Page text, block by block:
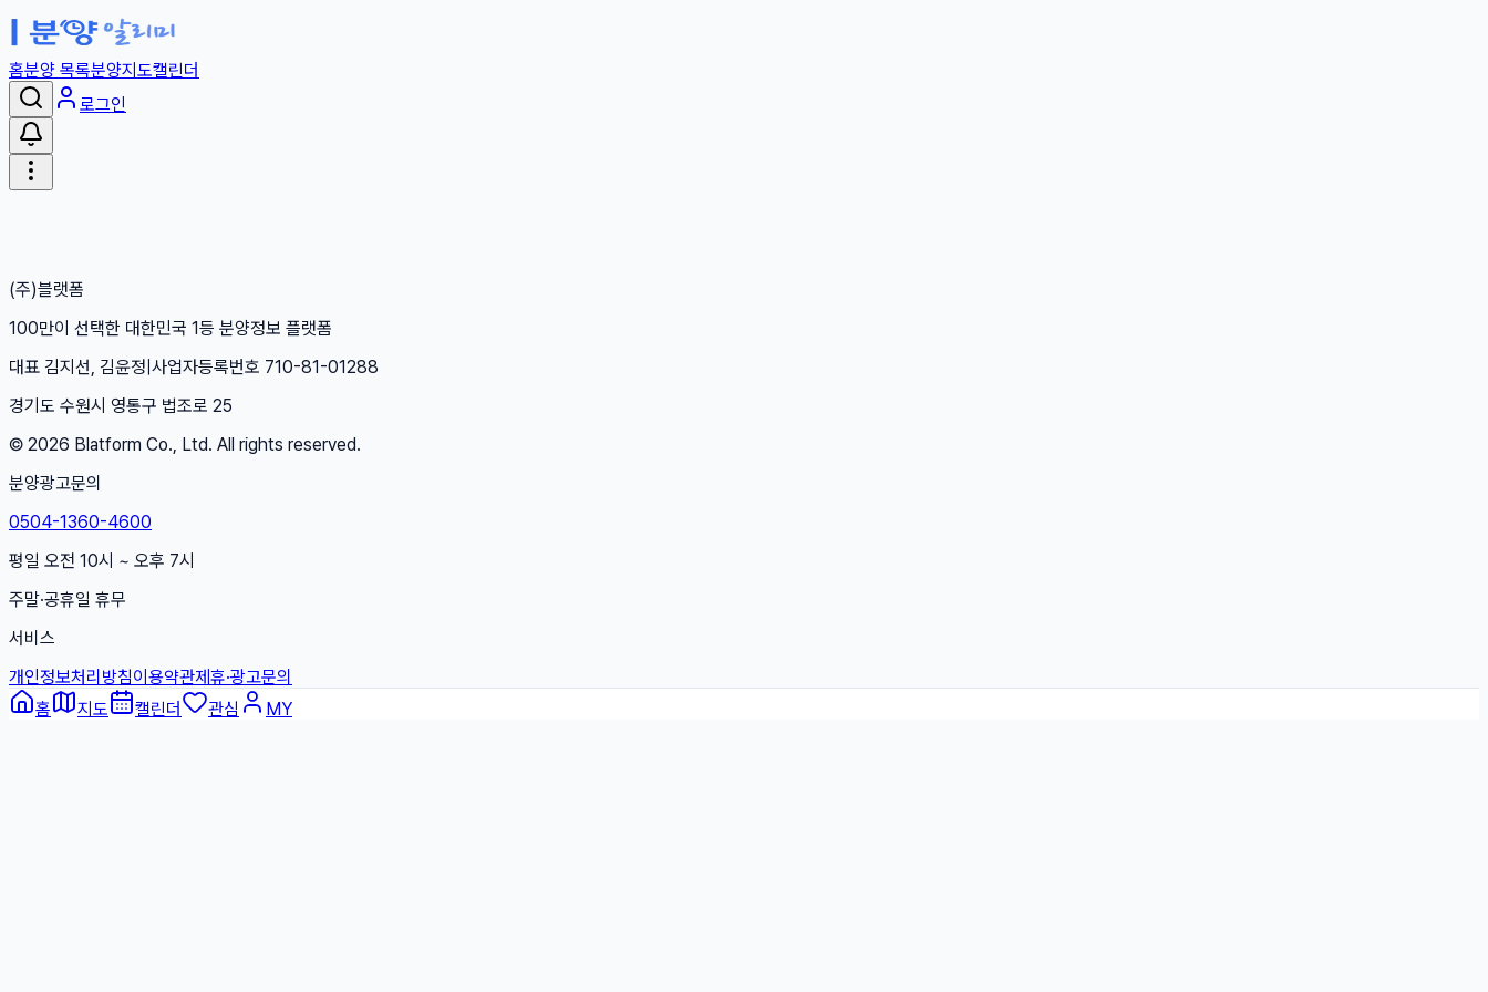
홈분양 목록분양지도캘린더
로그인
(주)블랫폼
100만이 선택한 대한민국 1등 분양정보 플랫폼
대표 김지선, 김윤정 사업자등록번호 710-81-01288
경기도 수원시 영통구 법조로 25
© 2026 Blatform Co., Ltd. All rights reserved.
분양광고문의
0504-1360-4600
평일 오전 10시 ~ 오후 7시
주말·공휴일 휴무
서비스
개인정보처리방침이용약관제휴·광고문의
홈
지도 캘린더 관심 MY